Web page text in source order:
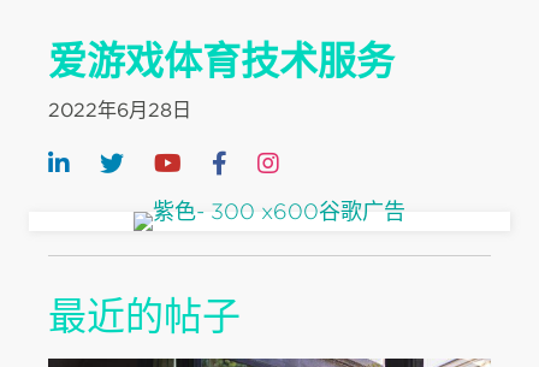
爱游戏体育技术服务
2022年6月28日
最近的帖子